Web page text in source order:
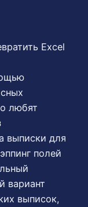
Excel
любят
выписки для
полей
вариант
выписок,